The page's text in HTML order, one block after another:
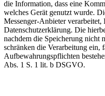
die Information, dass eine
welches Gerät genutzt wurde.
Messenger-Anbieter verarbeitet,
Datenschutzerklärung. Die
nachdem die Speicherung nicht
schränken die Verarbeitung ein,
Aufbewahrungspflichten
Abs. 1 S. 1 lit. b DSGVO.